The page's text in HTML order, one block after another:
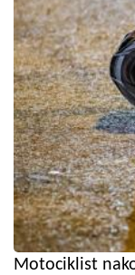
Motociklist